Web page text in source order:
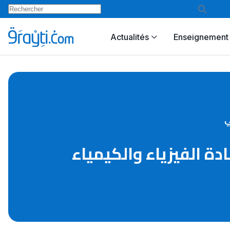
Actualités
مادة الفيزياء والكيمياء